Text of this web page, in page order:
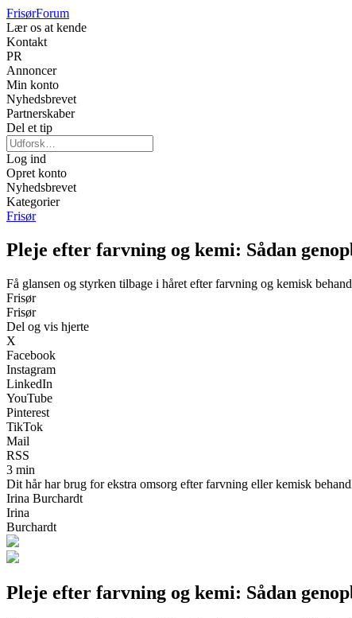
FrisørForum
Lær os at kende
Kontakt
PR
Annoncer
Min konto
Nyhedsbrevet
Partnerskaber
Del et tip
Log ind
Opret konto
Nyhedsbrevet
Kategorier
Frisør
Pleje efter farvning og kemi: Sådan
Få glansen og styrken tilbage i håret efter farvning og kemisk
Frisør
Frisør
Del og vis hjerte
X
Facebook
Instagram
LinkedIn
YouTube
Pinterest
TikTok
Mail
RSS
3 min
Dit hår har brug for ekstra omsorg efter farvning eller kemisk
Irina Burchardt
Irina
Burchardt
Pleje efter farvning og kemi: Sådan